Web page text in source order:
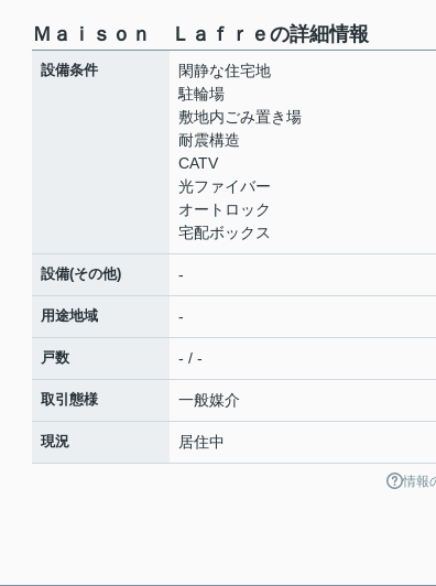
Ｍａｉｓｏｎ Ｌａｆｒｅの詳細情報
設備条件
閑静な住宅地
駐輪場
敷地内ごみ置き場
耐震構造
CATV
光ファイバー
オートロック
宅配ボックス
設備(その他) -
用途地域 -
戸数 - / -
取引態様 一般媒介
現況 居住中
情報